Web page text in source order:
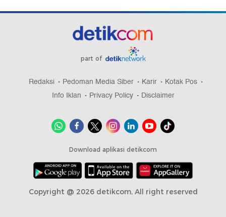
part of
Redaksi Pedoman Media Siber Karir
Kotak Pos
Info Iklan
Privacy Policy Disclaimer
Download aplikasi detikcom
Copyright @ 2026 detikcom, All right reserved